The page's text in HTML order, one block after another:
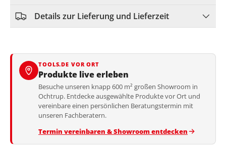
Details zur Lieferung und Lieferzeit
TOOLS.DE VOR ORT
Produkte live erleben
Besuche unseren knapp 600 m² großen Showroom in
Ochtrup. Entdecke ausgewählte Produkte vor Ort und
vereinbare einen persönlichen Beratungstermin mit
unseren Fachberatern.
Termin vereinbaren & Showroom entdecken